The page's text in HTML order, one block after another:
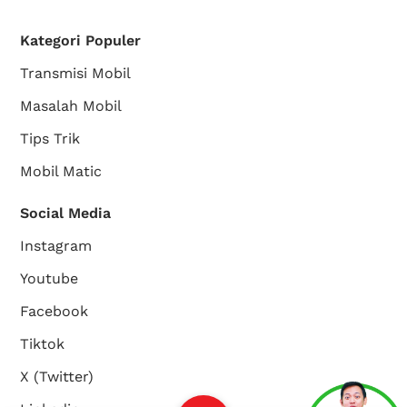
Kategori Populer
Transmisi Mobil
Masalah Mobil
Tips Trik
Mobil Matic
Social Media
Instagram
Youtube
Facebook
Tiktok
X (Twitter)